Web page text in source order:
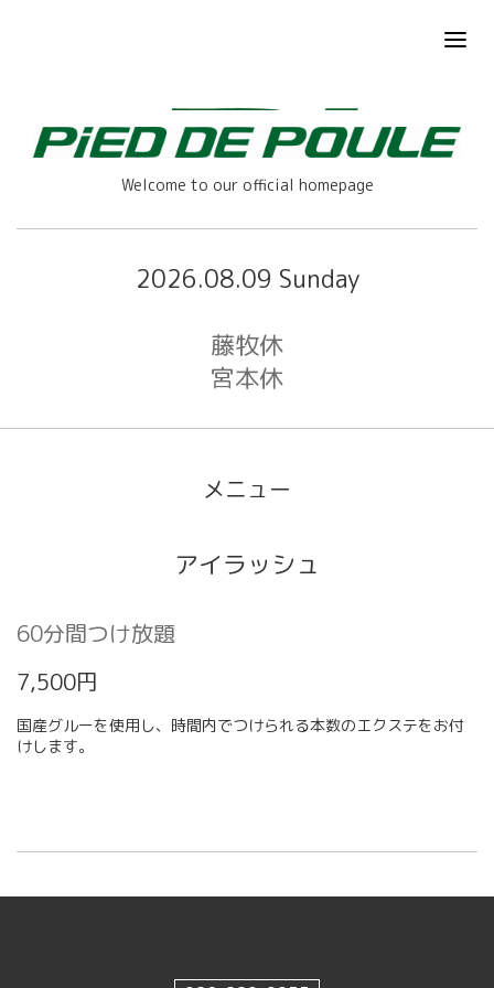
Welcome to our official homepage
2026.08.09 Sunday
藤牧休
宮本休
メニュー
アイラッシュ
60分間つけ放題
7,500円
国産グルーを使用し、時間内でつけられる本数のエクステをお付
けします。